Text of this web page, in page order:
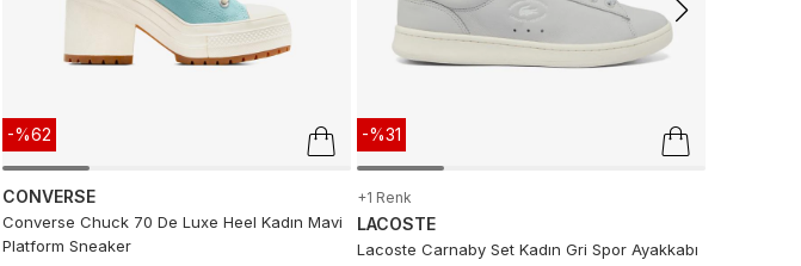
-%62
CONVERSE
Converse Chuck 70 De Luxe Heel Kadın Mavi
Platform Sneaker
-%31
+1 Renk
LACOSTE
Lacoste Carnaby Set Kadın Gri Spor Ayakkabı